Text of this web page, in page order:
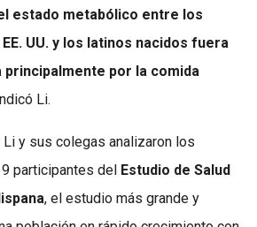
estado metabólico entre los
UU. y los latinos nacidos fuera
principalmente por la comida
Li.
Li y sus colegas analizaron los
participantes del Estudio de Salud
, el estudio más grande y